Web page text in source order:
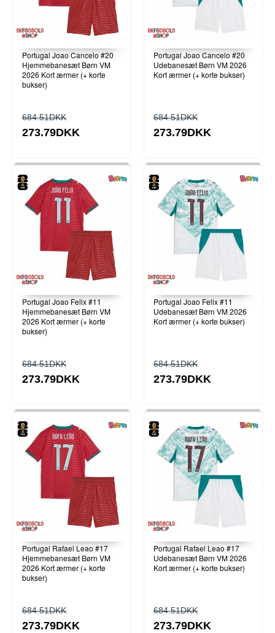
Portugal Joao Cancelo #20
Hjemmebanesæt Børn VM
2026 Kort ærmer (+ korte
bukser)
684.51DKK
273.79DKK
Portugal Joao Cancelo #20
Udebanesæt Børn VM 2026
Kort ærmer (+ korte bukser)
684.51DKK
273.79DKK
Portugal Joao Felix #11
Hjemmebanesæt Børn VM
2026 Kort ærmer (+ korte
bukser)
684.51DKK
273.79DKK
Portugal Joao Felix #11
Udebanesæt Børn VM 2026
Kort ærmer (+ korte bukser)
684.51DKK
273.79DKK
Portugal Rafael Leao #17
Hjemmebanesæt Børn VM
2026 Kort ærmer (+ korte
bukser)
684.51DKK
273.79DKK
Portugal Rafael Leao #17
Udebanesæt Børn VM 2026
Kort ærmer (+ korte bukser)
684.51DKK
273.79DKK